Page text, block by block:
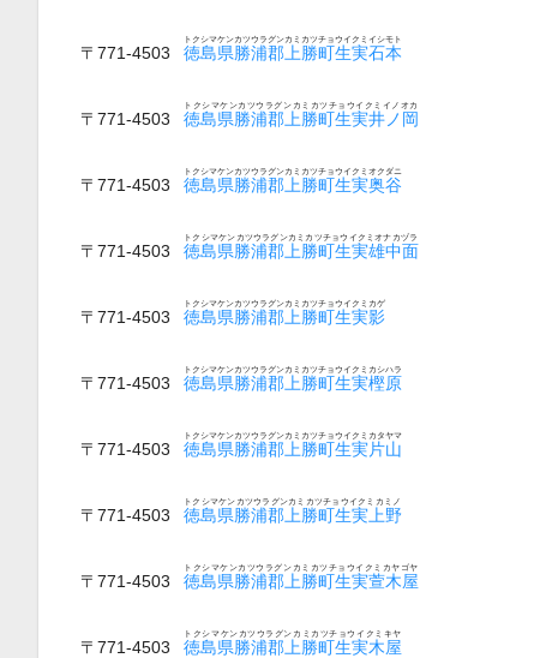
〒771-4503 徳島県勝浦郡上勝町生実石本
トクシマケンカツウラグンカミカツチョウイクミイシモト
〒771-4503 徳島県勝浦郡上勝町生実井ノ岡
トクシマケンカツウラグンカミカツチョウイクミイノオカ
〒771-4503 徳島県勝浦郡上勝町生実奥谷
トクシマケンカツウラグンカミカツチョウイクミオクダニ
〒771-4503 徳島県勝浦郡上勝町生実雄中面
トクシマケンカツウラグンカミカツチョウイクミオナカヅラ
〒771-4503 徳島県勝浦郡上勝町生実影
トクシマケンカツウラグンカミカツチョウイクミカゲ
〒771-4503 徳島県勝浦郡上勝町生実樫原
トクシマケンカツウラグンカミカツチョウイクミカシハラ
〒771-4503 徳島県勝浦郡上勝町生実片山
トクシマケンカツウラグンカミカツチョウイクミカタヤマ
〒771-4503 徳島県勝浦郡上勝町生実上野
トクシマケンカツウラグンカミカツチョウイクミカミノ
〒771-4503 徳島県勝浦郡上勝町生実萱木屋
トクシマケンカツウラグンカミカツチョウイクミカヤゴヤ
〒771-4503 徳島県勝浦郡上勝町生実木屋
トクシマケンカツウラグンカミカツチョウイクミキヤ